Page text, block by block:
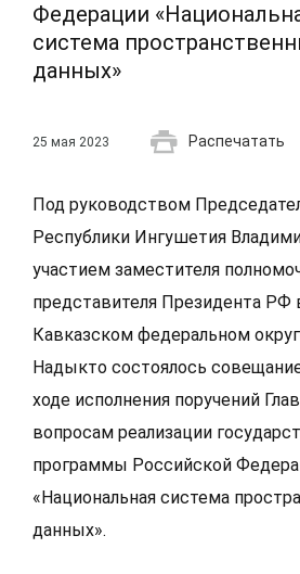
Федерации
система
данных»
25 мая 2023 Распечатать
Под руководством
Республики Ингушетия
участием заместителя
представителя Президента РФ
Кавказском федеральном
Надыкто состоялось
ходе исполнения поручений
вопросам реализации
программы Российской
«Национальная система
данных».